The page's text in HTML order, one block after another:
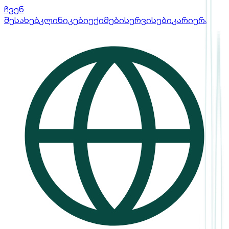
ჩვენ
შესახებკლინიკებიექიმებისერვისებიკარიერა